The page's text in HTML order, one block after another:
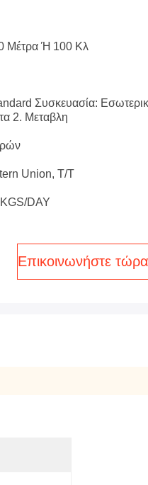
Μέτρα Ή 100 Κλ
Συσκευασία:
2. Μεταβλη
Union, T/T
DAY
Επικοινωνήστε τώρα